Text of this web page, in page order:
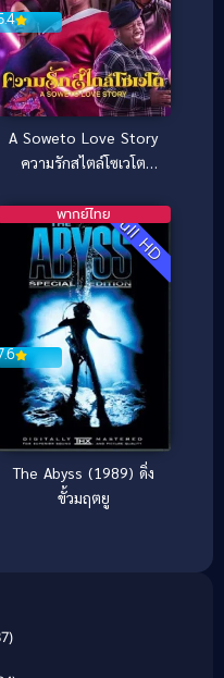
A Soweto Love Story
ความรักสไตล์โซเวโต
Full HD
พากย์ไทย
The Abyss (1989) ดิ่ง
ขั้วมฤตยู